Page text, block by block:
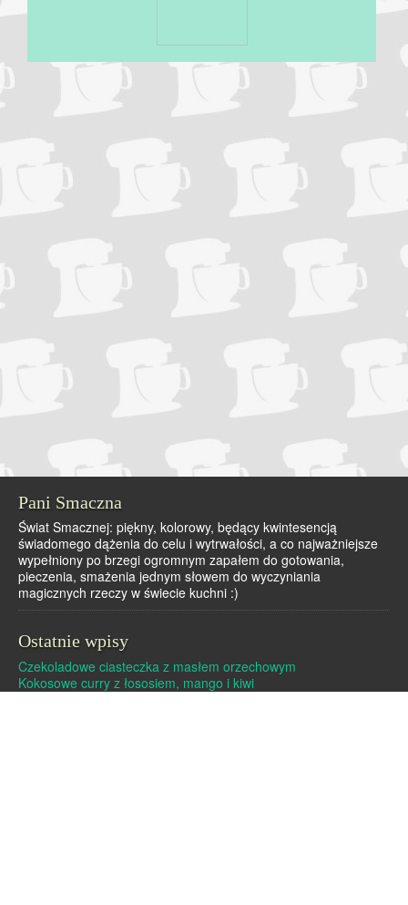
Pani Smaczna
Świat Smacznej: piękny, kolorowy, będący kwintesencją
świadomego dążenia do celu i wytrwałości, a co najważniejsze
wypełniony po brzegi ogromnym zapałem do gotowania,
pieczenia, smażenia jednym słowem do wyczyniania
magicznych rzeczy w świecie kuchni :)
Ostatnie wpisy
Czekoladowe ciasteczka z masłem orzechowym
Kokosowe curry z łososiem, mango i kiwi